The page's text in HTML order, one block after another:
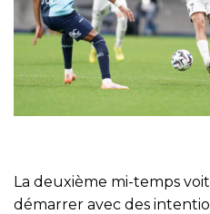
La deuxième mi-temps
démarrer avec des